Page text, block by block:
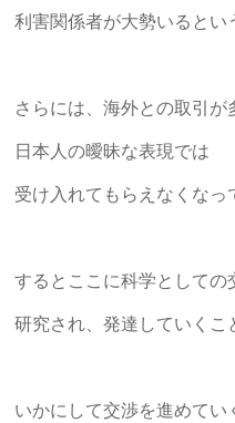
金
を
柱
に
据
本
的
修
利害関係者が大勢いるとい
さらには、海外との取引が
日本人の曖昧な表現では
受け入れてもらえなくなっ
するとここに科学としての
研究され、発達していくこ
いかにして交渉を進めてい